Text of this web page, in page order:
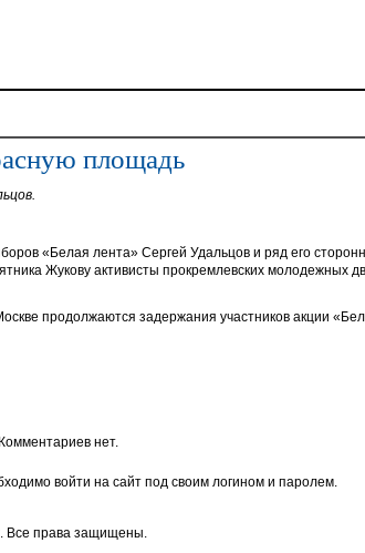
площадь
«Белая лента» Сергей Удальцов и ряд его
Жукову активисты прокремлевских молодежных
продолжаются задержания участников акции
Комментариев нет.
войти на сайт под своим логином и паролем.
Все права защищены.